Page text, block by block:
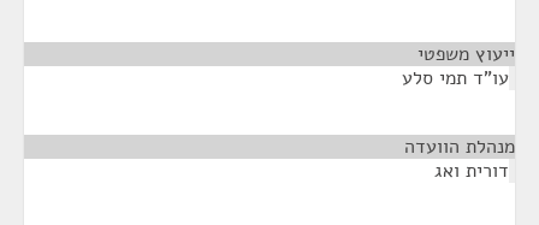
ייעוץ משפטי
עו"ד תמי סלע
מנהלת הוועדה
דורית ואג